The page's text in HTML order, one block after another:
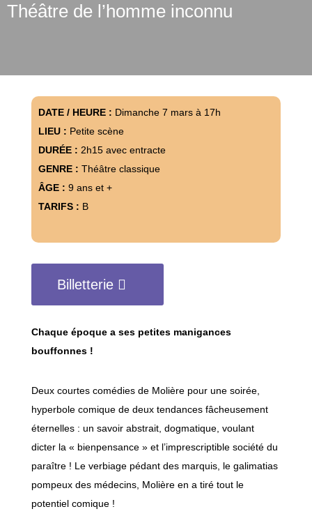
Théâtre de l’homme inconnu
Chaque époque a ses petites manigances
bouffonnes !
Deux courtes comédies de Molière pour une soirée,
hyperbole comique de deux tendances fâcheusement
éternelles : un savoir abstrait, dogmatique, voulant
dicter la « bienpensance » et l’imprescriptible société du
paraître ! Le verbiage pédant des marquis, le galimatias
pompeux des médecins, Molière en a tiré tout le
potentiel comique !
DATE / HEURE : Dimanche 7 mars à 17h
LIEU : Petite scène
DURÉE : 2h15 avec entracte
GENRE : Théâtre classique
ÂGE : 9 ans et +
TARIFS : B
Billetterie